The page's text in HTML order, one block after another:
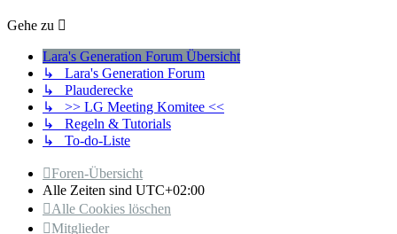
Gehe zu
Lara's Generation Forum Übersicht
↳ Lara's Generation Forum
↳ Plauderecke
↳ >> LG Meeting Komitee <<
↳ Regeln & Tutorials
↳ To-do-Liste
Foren-Übersicht
Alle Zeiten sind UTC+02:00
Alle Cookies löschen
Mitglieder